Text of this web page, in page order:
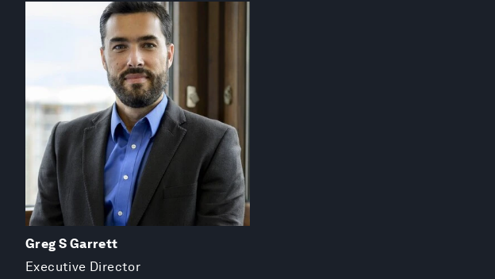
Greg S Garrett
Executive Director